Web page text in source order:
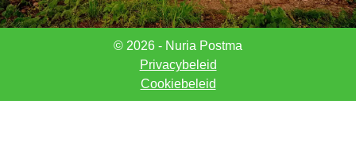
© 2026 - Nuria Postma
Privacybeleid
Cookiebeleid